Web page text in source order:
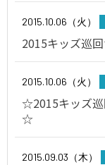
2015.10.06（火）
2015キッズ巡
2015.10.06（火）
☆2015キッズ
☆
2015.09.03（木）